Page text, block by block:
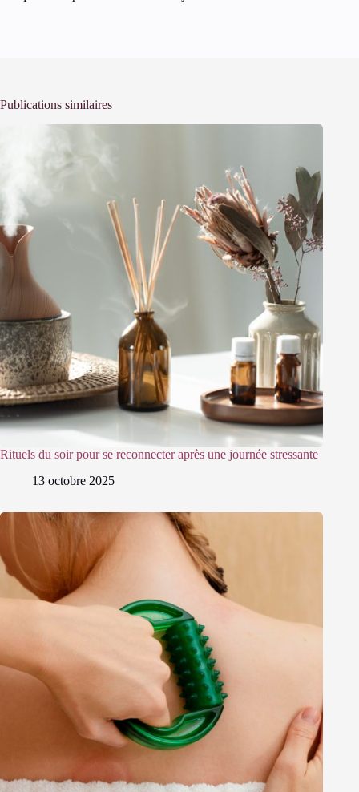
Publications similaires
Rituels du soir pour se reconnecter après une journée stressante
13 octobre 2025